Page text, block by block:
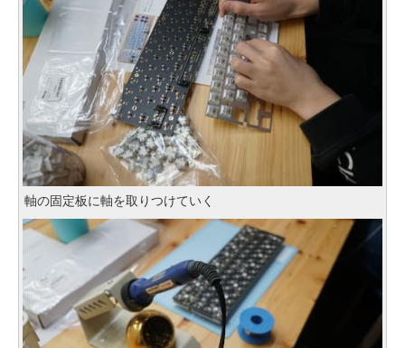
軸の固定板に軸を取りつけていく